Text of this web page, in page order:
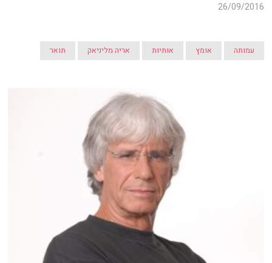
26/09/2016
עמותה אומץ אותיות אריה מליניאק תואר